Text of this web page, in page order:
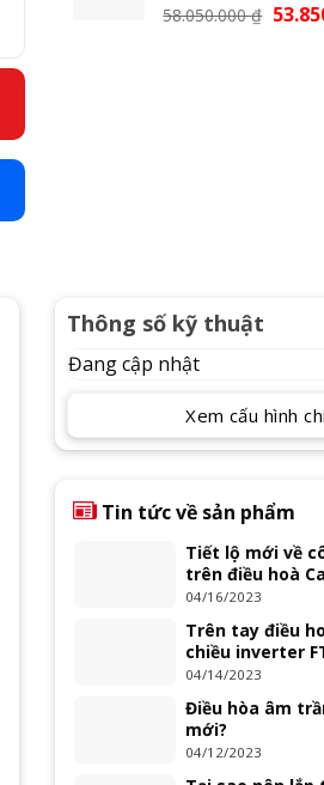
58.050.000₫ Giá
Thông số kỹ thuật
Đang cập nhật
Xem cấu hình
Tin tức về sản phẩm
Tiết lộ mới về
trên điều hoà
04/16/2023
Trên tay điều
chiều inverter
04/14/2023
Điều hòa âm
mới?
04/12/2023